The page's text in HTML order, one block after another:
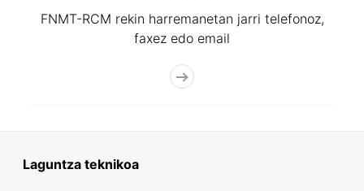
FNMT-RCM rekin harremanetan jarri telefonoz,
faxez edo email
Laguntza teknikoa